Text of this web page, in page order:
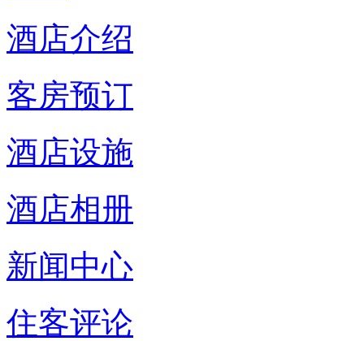
酒店介绍
客房预订
酒店设施
酒店相册
新闻中心
住客评论